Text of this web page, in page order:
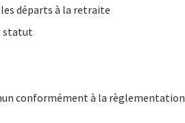
les départs à la retraite
statut
conformément à la règlementation